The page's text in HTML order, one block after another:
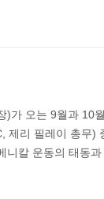
)가 오는 9월과 10
제리 필레이 총무)
니칼 운동의 태동과